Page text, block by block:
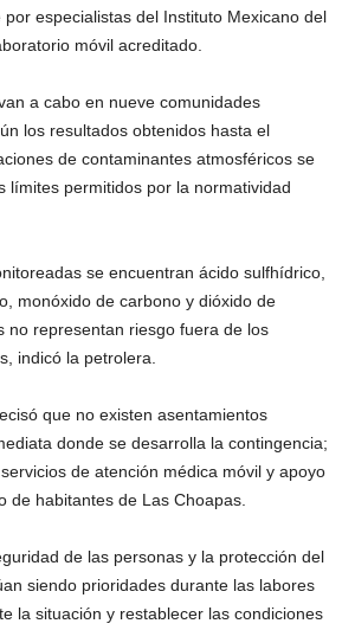
especialistas del Instituto Mexicano del
móvil acreditado.
a cabo en nueve comunidades
los resultados obtenidos hasta el
de contaminantes atmosféricos se
límites permitidos por la normatividad
se encuentran ácido sulfhídrico,
monóxido de carbono y dióxido de
no representan riesgo fuera de los
indicó la petrolera.
que no existen asentamientos
donde se desarrolla la contingencia;
de atención médica móvil y apoyo
de habitantes de Las Choapas.
de las personas y la protección del
siendo prioridades durante las labores
la situación y restablecer las condiciones